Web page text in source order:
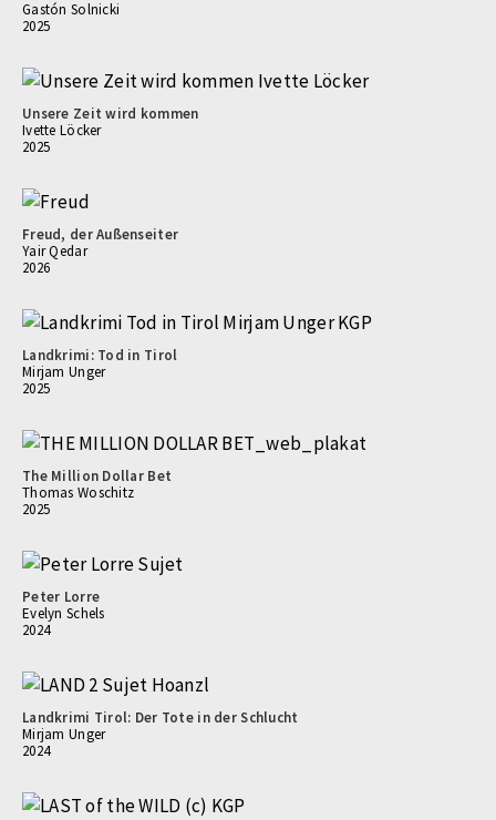
Gastón Solnicki
2025
Unsere Zeit wird kommen
Ivette Löcker
2025
Freud, der Außenseiter
Yair Qedar
2026
Landkrimi: Tod in Tirol
Mirjam Unger
2025
The Million Dollar Bet
Thomas Woschitz
2025
Peter Lorre
Evelyn Schels
2024
Landkrimi Tirol: Der Tote in der Schlucht
Mirjam Unger
2024